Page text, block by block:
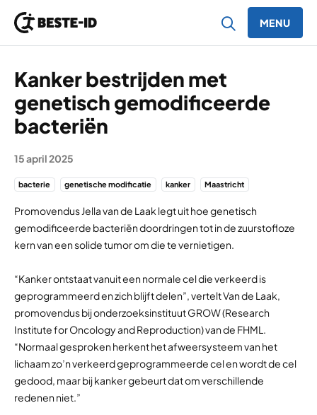
MENU
Kanker bestrijden met
genetisch gemodificeerde
bacteriën
15 april 2025
bacterie genetische modificatie kanker Maastricht
Promovendus Jella van de Laak legt uit hoe genetisch
gemodificeerde bacteriën doordringen tot in de zuurstofloze
kern van een solide tumor om die te vernietigen.
“Kanker ontstaat vanuit een normale cel die verkeerd is
geprogrammeerd en zich blijft delen”, vertelt Van de Laak,
promovendus bij onderzoeksinstituut GROW (Research
Institute for Oncology and Reproduction) van de FHML.
“Normaal gesproken herkent het afweersysteem van het
lichaam zo’n verkeerd geprogrammeerde cel en wordt de cel
gedood, maar bij kanker gebeurt dat om verschillende
redenen niet.”